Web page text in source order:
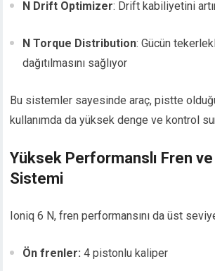
N Drift Optimizer: Drift kabiliyetini
N Torque Distribution: Gücün
dağıtılmasını sağlıyor
Bu sistemler sayesinde araç, pistte
kullanımda da yüksek denge ve kontrol
Yüksek Performanslı Fren
Sistemi
Ioniq 6 N, fren performansını da üst
Ön frenler: 4 pistonlu kaliper